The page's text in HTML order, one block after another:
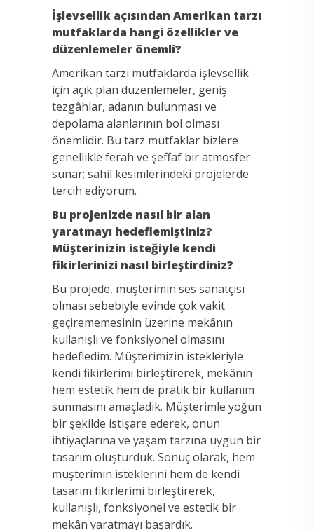
İşlevsellik açısından Amerikan tarzı
mutfaklarda hangi özellikler ve
düzenlemeler önemli?
Amerikan tarzı mutfaklarda işlevsellik
için açık plan düzenlemeler, geniş
tezgâhlar, adanın bulunması ve
depolama alanlarının bol olması
önemlidir. Bu tarz mutfaklar bizlere
genellikle ferah ve şeffaf bir atmosfer
sunar; sahil kesimlerindeki projelerde
tercih ediyorum.
Bu projenizde nasıl bir alan
yaratmayı hedeflemiştiniz?
Müşterinizin isteğiyle kendi
fikirlerinizi nasıl birleştirdiniz?
Bu projede, müşterimin ses sanatçısı
olması sebebiyle evinde çok vakit
geçirememesinin üzerine mekânın
kullanışlı ve fonksiyonel olmasını
hedefledim. Müşterimizin istekleriyle
kendi fikirlerimi birleştirerek, mekânın
hem estetik hem de pratik bir kullanım
sunmasını amaçladık. Müşterimle yoğun
bir şekilde istişare ederek, onun
ihtiyaçlarına ve yaşam tarzına uygun bir
tasarım oluşturduk. Sonuç olarak, hem
müşterimin isteklerini hem de kendi
tasarım fikirlerimi birleştirerek,
kullanışlı, fonksiyonel ve estetik bir
mekân yaratmayı başardık.